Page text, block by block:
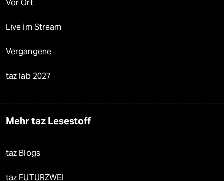
Vor Ort
Live im Stream
Vergangene
taz lab 2027
Mehr taz Lesestoff
taz Blogs
taz FUTURZWEI